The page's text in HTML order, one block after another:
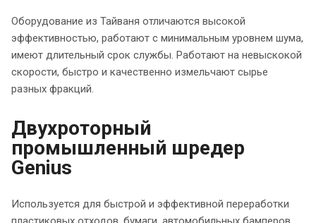
Оборудование из Тайваня отличаются высокой
эффективностью, работают с минимальным уровнем шума,
имеют длительный срок службы. Работают на невыскокой
скорости, быстро и качественно измельчают сырье
разных фракций.
Двухроторный
промышленный шредер
Genius
Используется для быстрой и эффективной переработки